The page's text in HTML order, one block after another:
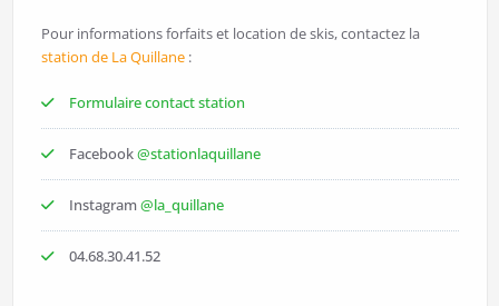
Pour informations forfaits et location de skis, contactez la
station de La Quillane:
Formulaire contact station
Facebook@stationlaquillane
Instagram@la_quillane
04.68.30.41.52